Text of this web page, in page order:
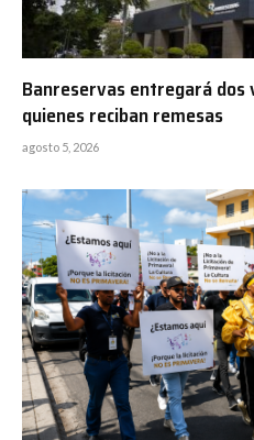
Banreservas entregará dos
quienes reciban remesas
agosto 5, 2026